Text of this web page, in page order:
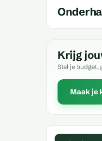
Krijg
Stel je budget,
Maak je